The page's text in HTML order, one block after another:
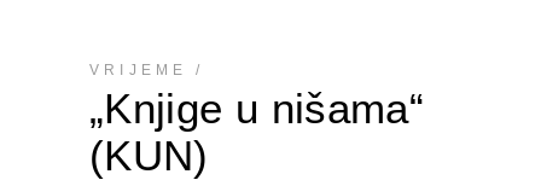
VRIJEME
„Knjige u nišama“
(KUN)